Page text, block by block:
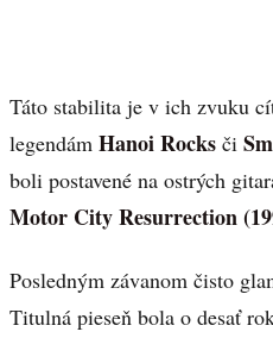
Táto stabilita je v ich zvuku
legendám Hanoi Rocks či
boli postavené na ostrých
Motor City Resurrection
Posledným závanom čisto
Titulná pieseň bola o desať